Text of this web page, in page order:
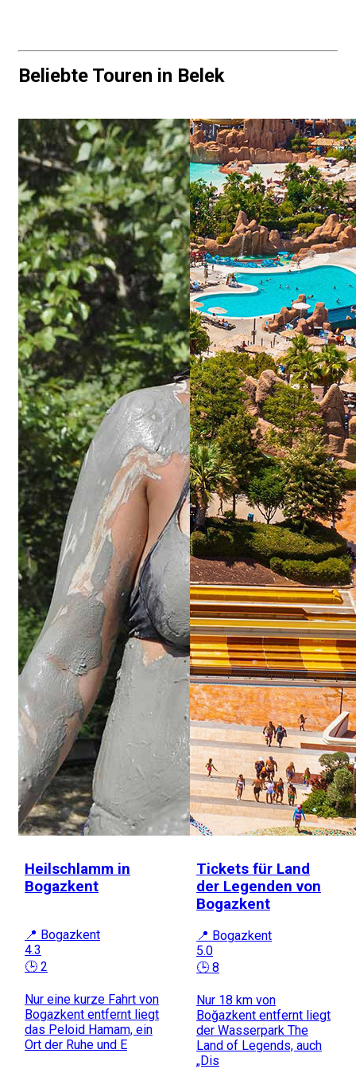
Beliebte Touren in Belek
Heilschlamm in
Bogazkent
📍 Bogazkent
4.3
🕒 2
Nur eine kurze Fahrt von
Bogazkent entfernt liegt
das Peloid Hamam, ein
Ort der Ruhe und E
Tickets für Land
der Legenden von
Bogazkent
📍 Bogazkent
5.0
🕒 8
Nur 18 km von
Boğazkent entfernt liegt
der Wasserpark The
Land of Legends, auch
„Dis